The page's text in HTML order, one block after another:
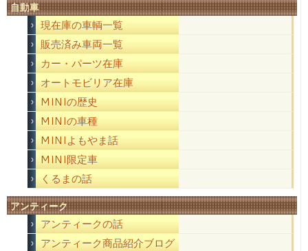
自動車
現在庫の車輌一覧
販売済み車両一覧
カー・パーツ在庫
オートモビリア在庫
MINIの歴史
MINIの車種
MINIよもやま話
MINI限定車
くるまの話
アンティーク
アンティークの話
アンティーク商品紹介ブログ